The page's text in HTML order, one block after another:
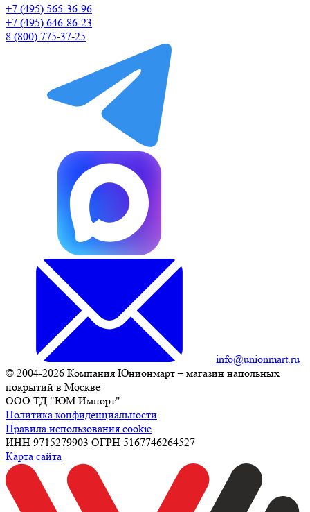
+7 (495) 565-36-96
+7 (495) 646-86-23
8 (800) 775-37-25
info@unionmart.ru
© 2004-2026 Компания Юнионмарт – магазин напольных
покрытий в Москве
ООО ТД "ЮМ Импорт"
Политика конфиденциальности
Правила использования cookie
ИНН 9715279903 ОГРН 5167746264527
Карта сайта